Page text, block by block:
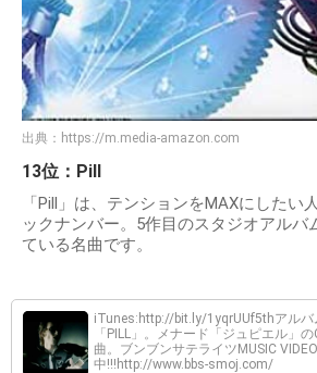
出典： https://m.media-amazon.com
13位：Pill
「Pill」は、テンションをMAXにしたい
ックナンバー。5作目のスタジオアルバ
ている名曲です。
iTunes:http://bit.ly/1yqrUUf5thアルバ
「PILL」。メナード「ジュピエル」
曲。ブンブンサテライツMUSIC
中!!!http://www.bbs-smoj.com/